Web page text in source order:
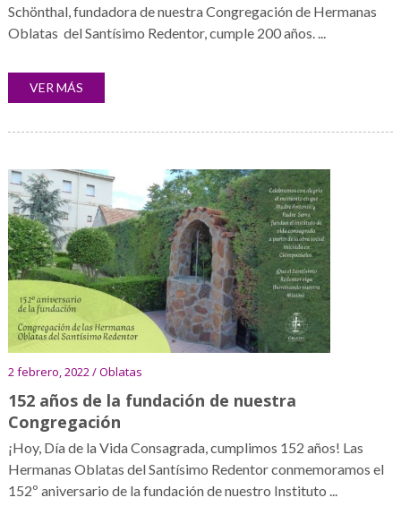
Schönthal, fundadora de nuestra Congregación de Hermanas
Oblatas del Santísimo Redentor, cumple 200 años. ...
VER MÁS
2 febrero, 2022 / Oblatas
152 años de la fundación de nuestra
Congregación
¡Hoy, Día de la Vida Consagrada, cumplimos 152 años! Las
Hermanas Oblatas del Santísimo Redentor conmemoramos el
152º aniversario de la fundación de nuestro Instituto ...